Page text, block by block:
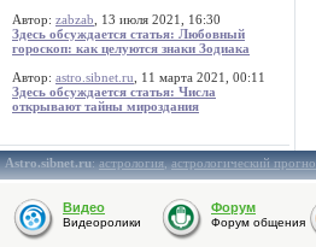
Автор: zabzab , 13 июля 2021, 16:30
Здесь обсуждается статья: Любовный
гороскоп: как целуются знаки Зодиака
Автор: astro.sibnet.ru , 11 марта 2021, 00:11
Здесь обсуждается статья: Числа
открывают тайны мироздания
Astro.sibnet.ru:астрология,астрологический
Видео
Видеоролики
Форум
Форум общения